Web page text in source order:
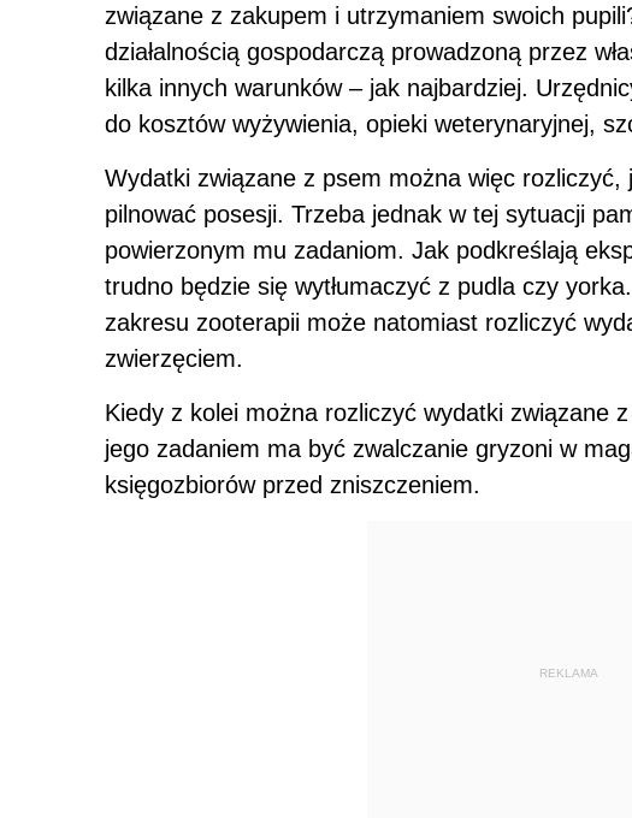
związane z zakupem i utrzymaniem swoich
działalnością gospodarczą prowadzoną przez
kilka innych warunków – jak najbardziej.
do kosztów wyżywienia, opieki weterynaryjnej,
Wydatki związane z psem można więc rozliczyć,
pilnować posesji. Trzeba jednak w tej sytuacji
powierzonym mu zadaniom. Jak podkreślają
trudno będzie się wytłumaczyć z pudla czy
zakresu zooterapii może natomiast rozliczyć
zwierzęciem.
Kiedy z kolei można rozliczyć wydatki związane
jego zadaniem ma być zwalczanie gryzoni w
księgozbiorów przed zniszczeniem.
REKLAMA